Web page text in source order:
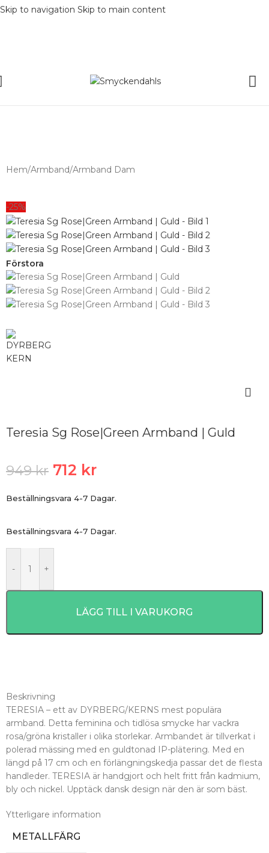
Skip to navigation Skip to main content
Hem/Armband/Armband Dam
-25%
Förstora
Teresia Sg Rose|Green Armband | Guld
949kr 712 kr
Beställningsvara 4-7 Dagar.
Beställningsvara 4-7 Dagar.
- +
LÄGG TILL I VARUKORG
Beskrivning
TERESIA – ett av DYRBERG/KERNS mest populära
armband. Detta feminina och tidlösa smycke har vackra
rosa/gröna kristaller i olika storlekar. Armbandet är tillverkat i
polerad mässing med en guldtonad IP-plätering. Med en
längd på 17 cm och en förlängningskedja passar det de flesta
handleder. TERESIA är handgjort och helt fritt från kadmium,
bly och nickel. Upptäck dansk design när den är som bäst.
Ytterligare information
METALLFÄRG